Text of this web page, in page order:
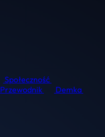
Społeczność
Przewodnik
Demka